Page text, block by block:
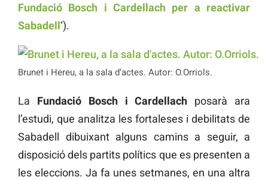
Fundació Bosch i Cardellach per a reactivar
Sabadell‘).
Brunet i Hereu, a la sala d’actes. Autor: O.Orriols.
La Fundació Bosch i Cardellach posarà ara
l’estudi, que analitza les fortaleses i debilitats de
Sabadell dibuixant alguns camins a seguir, a
disposició dels partits polítics que es presenten a
les eleccions. Ja fa unes setmanes, en una altra